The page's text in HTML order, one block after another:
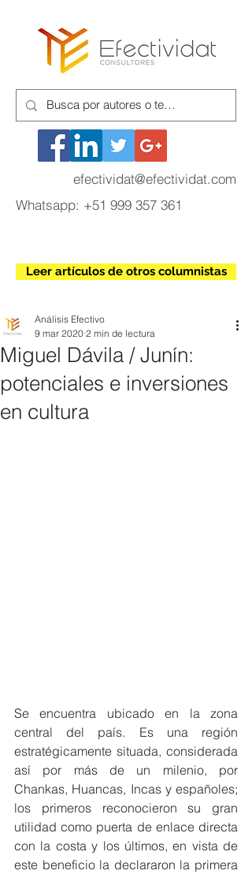
efectividat@efectividat.com
Whatsapp: +51 999 357 361
Leer artículos de otros columnistas
Miguel Dávila / Junín:
potenciales e inversiones
en cultura
Análisis Efectivo
9 mar 2020 2 min de lectura
Se encuentra ubicado en la zona
central del país. Es una región
estratégicamente situada, considerada
así por más de un milenio, por
Chankas, Huancas, Incas y españoles;
los primeros reconocieron su gran
utilidad como puerta de enlace directa
con la costa y los últimos, en vista de
este beneficio la declararon la primera